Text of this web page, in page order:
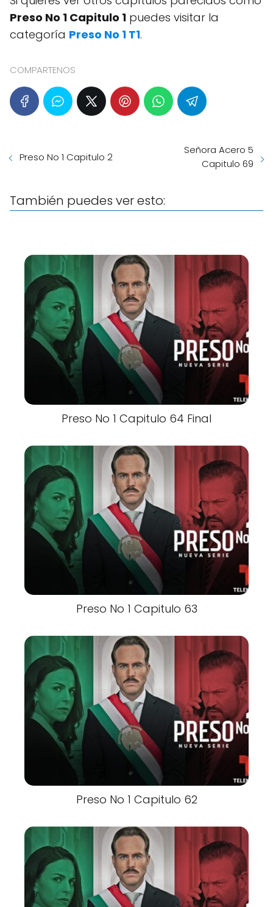
Preso No 1 Capitulo 1 puedes visitar la
categoría Preso No 1 T1.
COMPARTENOS
Preso No 1 Capitulo 2
Señora Acero 5
Capitulo 69
También puedes ver esto:
Preso No 1 Capitulo 64 Final
Preso No 1 Capitulo 63
Preso No 1 Capitulo 62